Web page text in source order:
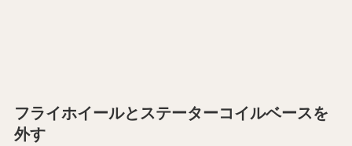
フライホイールとステーターコイルベースを
外す